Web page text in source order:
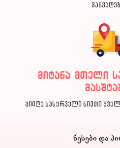
მიტანა მთელი
მიიღე სასურველი ნივთი
წესები და